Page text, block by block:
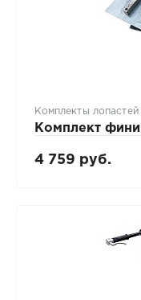
Комплекты
Комплект
4 759 руб.